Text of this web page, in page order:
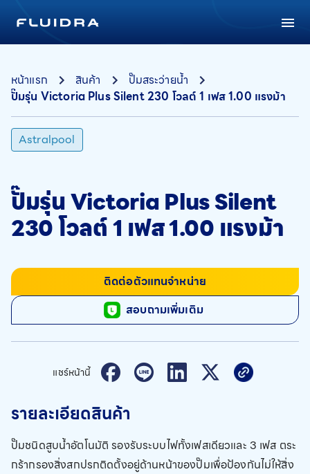
หน้าแรก สินค้า
ปั๊มสระว่ายน้ำ
ปั๊มรุ่น Victoria Plus Silent 230 โวลต์ 1 เฟส 1.00 แรงม้า
Astralpool
ปั๊มรุ่น Victoria Plus Silent
230 โวลต์ 1 เฟส 1.00 แรงม้า
ติดต่อตัวแทนจำหน่าย
สอบถามเพิ่มเติม
แชร์หน้านี้
รายละเอียดสินค้า
ปั๊มชนิดสูบน้ำอัตโนมัติ รองรับระบบไฟทั้งเฟสเดียวและ 3 เฟส ตระ
กร้ากรองสิ่งสกปรกติดตั้งอยู่ด้านหน้าของปั๊มเพื่อป้องกันไม่ให้สิ่ง